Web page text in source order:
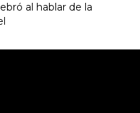
al hablar de la